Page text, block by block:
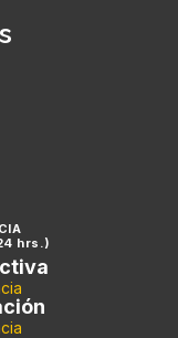
hrs.)